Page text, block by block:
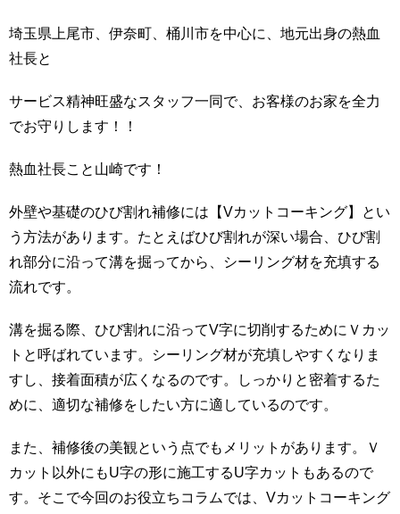
埼玉県上尾市、伊奈町、桶川市を中心に、地元出身の熱血
社長と
サービス精神旺盛なスタッフ一同で、お客様のお家を全力
でお守りします！！
熱血社長こと山崎です！
外壁や基礎のひび割れ補修には【Vカットコーキング】とい
う方法があります。たとえばひび割れが深い場合、ひび割
れ部分に沿って溝を掘ってから、シーリング材を充填する
流れです。
溝を掘る際、ひび割れに沿ってV字に切削するためにＶカッ
トと呼ばれています。シーリング材が充填しやすくなりま
すし、接着面積が広くなるのです。しっかりと密着するた
めに、適切な補修をしたい方に適しているのです。
また、補修後の美観という点でもメリットがあります。Ｖ
カット以外にもU字の形に施工するU字カットもあるので
す。そこで今回のお役立ちコラムでは、Vカットコーキング